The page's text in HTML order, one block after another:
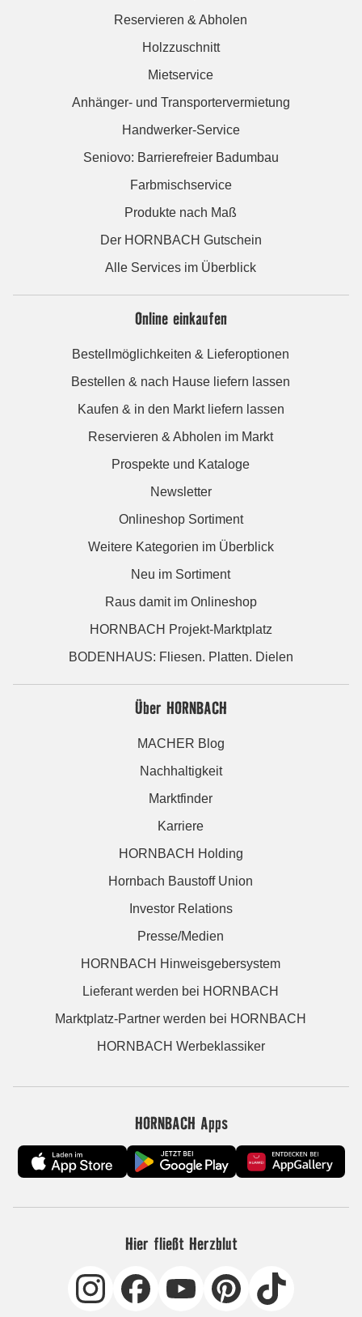
Reservieren & Abholen
Holzzuschnitt
Mietservice
Anhänger- und Transportervermietung
Handwerker-Service
Seniovo: Barrierefreier Badumbau
Farbmischservice
Produkte nach Maß
Der HORNBACH Gutschein
Alle Services im Überblick
Online einkaufen
Bestellmöglichkeiten & Lieferoptionen
Bestellen & nach Hause liefern lassen
Kaufen & in den Markt liefern lassen
Reservieren & Abholen im Markt
Prospekte und Kataloge
Newsletter
Onlineshop Sortiment
Weitere Kategorien im Überblick
Neu im Sortiment
Raus damit im Onlineshop
HORNBACH Projekt-Marktplatz
BODENHAUS: Fliesen. Platten. Dielen
Über HORNBACH
MACHER Blog
Nachhaltigkeit
Marktfinder
Karriere
HORNBACH Holding
Hornbach Baustoff Union
Investor Relations
Presse/Medien
HORNBACH Hinweisgebersystem
Lieferant werden bei HORNBACH
Marktplatz-Partner werden bei HORNBACH
HORNBACH Werbeklassiker
HORNBACH Apps
Hier fließt Herzblut